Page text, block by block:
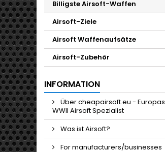
Billigste Airsoft-Waffen
Airsoft-Ziele
Airsoft Waffenaufsätze
Airsoft-Zubehör
INFORMATION
Über cheapairsoft.eu - Europas
WWII Airsoft Spezialist
Was ist Airsoft?
For manufacturers/businesses